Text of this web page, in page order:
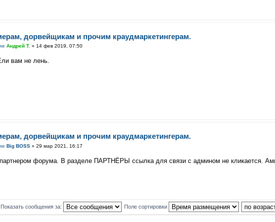
дорвейщикам и прочим краудмаркетингерам.
Андрей Т. » 14 фев 2019, 07:50
вам не лень.
дорвейщикам и прочим краудмаркетингерам.
Big BOSS» 29 мар 2021, 16:17
партнером форума. В разделе ПАРТНЁРЫ ссылка для связи с админом не кликается.
Показать сообщения за: Поле сортировки